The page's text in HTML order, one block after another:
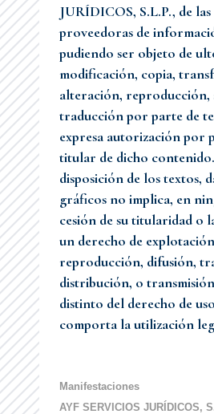
JURÍDICOS, S.L.P., de
proveedoras de
pudiendo ser objeto de
modificación, copia,
alteración, reproducción,
traducción por parte de
expresa autorización por
titular de dicho
disposición de los textos,
gráficos no implica, en
cesión de su titularidad o
un derecho de
reproducción, difusión,
distribución, o
distinto del derecho de
comporta la utilización
Manifestaciones
AYF SERVICIOS JURÍDICOS,